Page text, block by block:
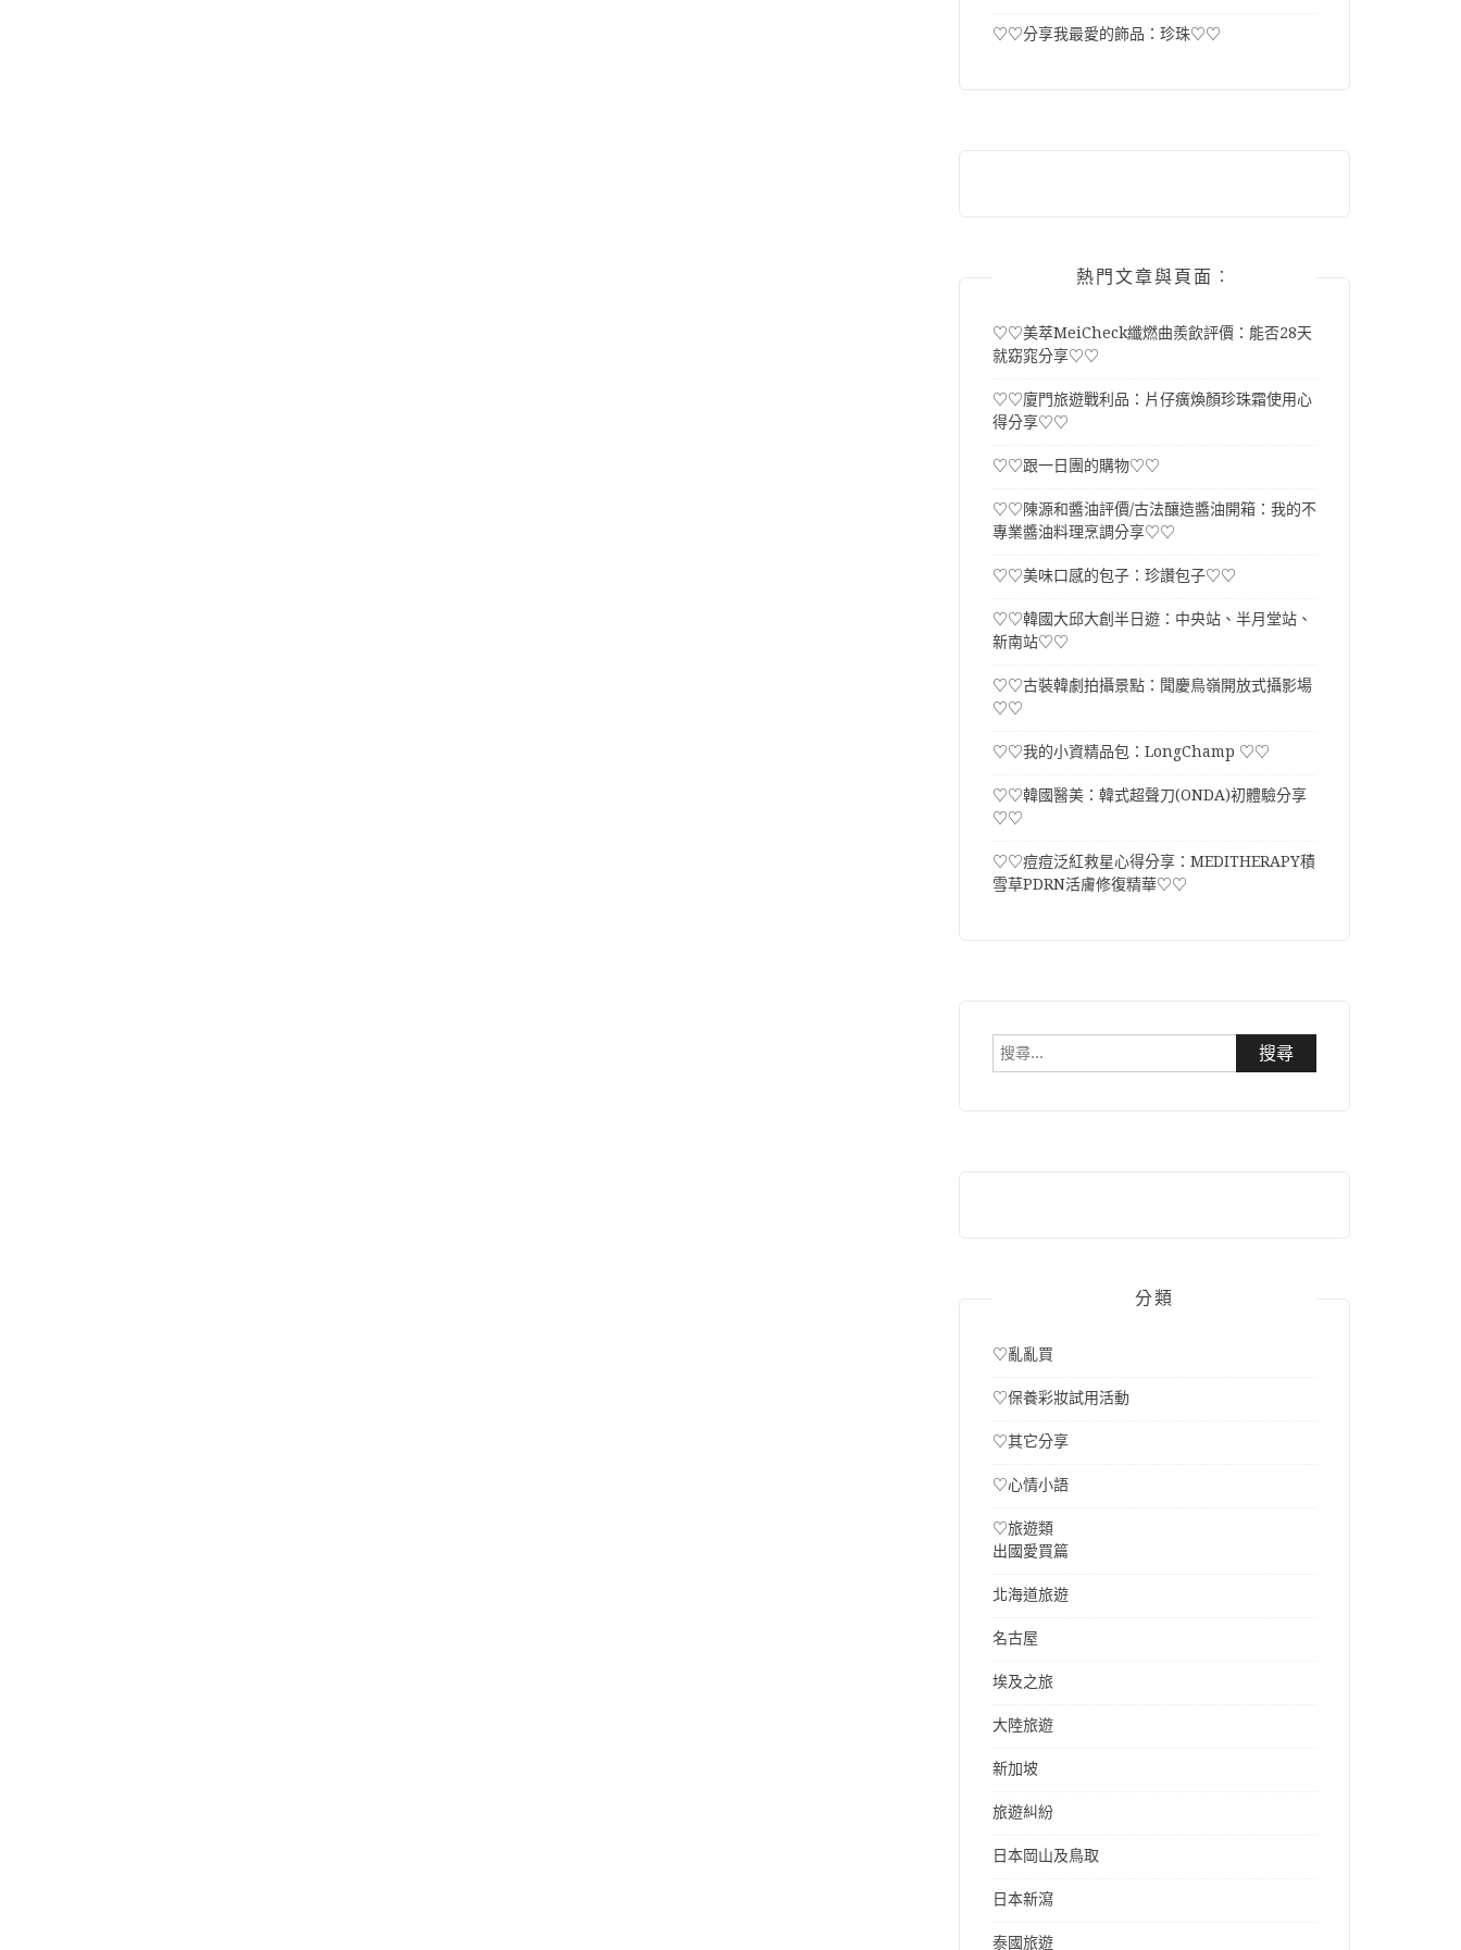
♡♡分享我最愛的飾品：珍珠♡♡
熱門文章與頁面︰
♡♡美萃MeiCheck纖燃曲羨飲評價：能否28天
就窈窕分享♡♡
♡♡廈門旅遊戰利品：片仔癀煥顏珍珠霜使用心
得分享♡♡
♡♡跟一日團的購物♡♡
♡♡陳源和醬油評價/古法釀造醬油開箱：我的不
專業醬油料理烹調分享♡♡
♡♡美味口感的包子：珍讚包子♡♡
♡♡韓國大邱大創半日遊：中央站、半月堂站、
新南站♡♡
♡♡古裝韓劇拍攝景點：聞慶鳥嶺開放式攝影場
♡♡
♡♡我的小資精品包：LongChamp ♡♡
♡♡韓國醫美：韓式超聲刀(ONDA)初體驗分享
♡♡
♡♡痘痘泛紅救星心得分享：MEDITHERAPY積
雪草PDRN活膚修復精華♡♡
搜
分類
♡亂亂買
♡保養彩妝試用活動
♡其它分享
♡心情小語
♡旅遊類
出國愛買篇
北海道旅遊
名古屋
埃及之旅
大陸旅遊
新加坡
旅遊糾紛
日本岡山及鳥取
日本新瀉
泰國旅遊